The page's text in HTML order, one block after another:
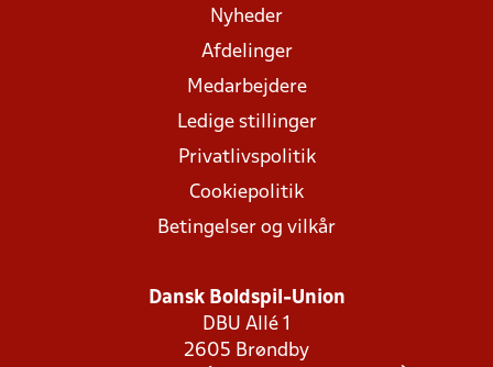
Nyheder
Afdelinger
Medarbejdere
Ledige stillinger
Privatlivspolitik
Cookiepolitik
Betingelser og vilkår
Dansk Boldspil-Union
DBU Allé 1
2605 Brøndby